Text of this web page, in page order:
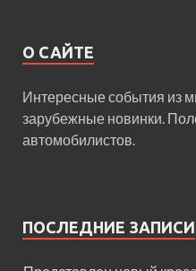
О САЙТЕ
Интересные события из
зарубежные новинки.
автомобилистов.
ПОСЛЕДНИЕ ЗАПИСИ